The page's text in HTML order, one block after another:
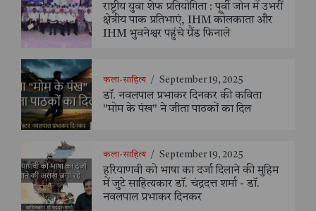
राष्ट्रीय युवा शेफ प्रतियोगिता : पूर्वी जोन में उभरीं
क्षेत्रीय पाक प्रतिभाएं, IHM कोलकाता और
IHM भुवनेश्वर पहुंचे ग्रैंड फिनाले
कला-साहित्य / September 19, 2025
डॉ. नवलपाल प्रभाकर दिनकर की कविता
"मोम के पंख" ने जीता पाठकों का दिल
कला-साहित्य / September 19, 2025
हरियाणवी को भाषा का दर्जा दिलाने की मुहिम
में जुटे साहित्यकार डॉ. चंद्रदत्त शर्मा - डॉ.
नवलपाल प्रभाकर दिनकर